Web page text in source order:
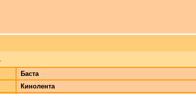
Баста
Кинолента